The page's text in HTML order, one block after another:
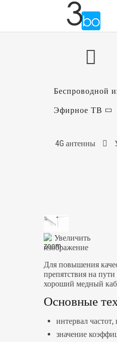
Беспроводной
Эфирное ТВ
4G антенны
Увеличить
изображение
Для повышения
препятствия на
хороший медный
Основные
интервал
значение